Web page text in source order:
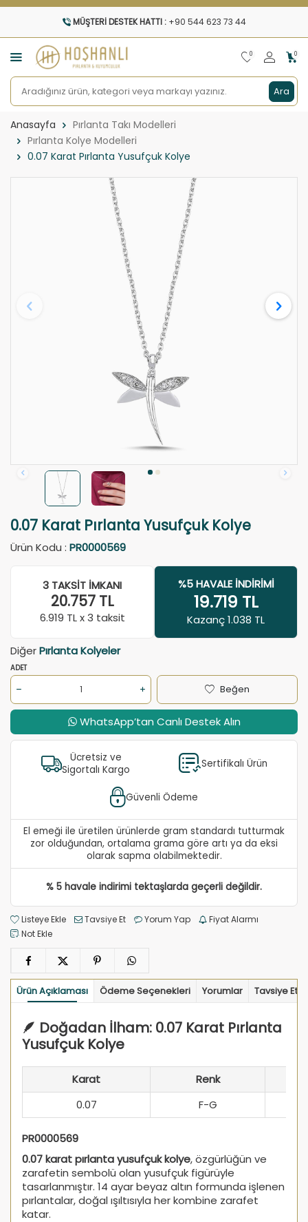
MÜŞTERI DESTEK HATTI : +90 544 623 73 44
Ara
0 0
Anasayfa
Pırlanta Takı Modelleri
Pırlanta Kolye Modelleri
0.07 Karat Pırlanta Yusufçuk Kolye
0.07 Karat Pırlanta Yusufçuk Kolye
Ürün Kodu : PR0000569
3 TAKSIT İMKANI
20.757TL
6.919 TL x 3 taksit
%5 HAVALE İNDIRIMI
19.719 TL
Kazanç 1.038 TL
DiğerPırlanta Kolyeler
ADET
Beğen
WhatsApp’tan Canlı Destek Alın
Ücretsiz ve
Sigortalı Kargo
Sertifikalı Ürün
Güvenli Ödeme
El emeği ile üretilen ürünlerde gram standardı tutturmak
zor olduğundan, ortalama grama göre artı ya da eksi
olarak sapma olabilmektedir.
% 5 havale indirimi tektaşlarda geçerli değildir.
Listeye Ekle Tavsiye Et Yorum Yap
Fiyat Alarmı
Not Ekle
Ürün Açıklaması Ödeme Seçenekleri Yorumlar Tavsiye Et
🪶 Doğadan İlham: 0.07 Karat Pırlanta
Yusufçuk Kolye
Karat
Renk
0.07
F-G
PR0000569
0.07 karat pırlanta yusufçuk kolye, özgürlüğün ve
zarafetin sembolü olan yusufçuk figürüyle
tasarlanmıştır. 14 ayar beyaz altın formunda işlenen
pırlantalar, doğal ışıltısıyla her kombine zarafet
katar.